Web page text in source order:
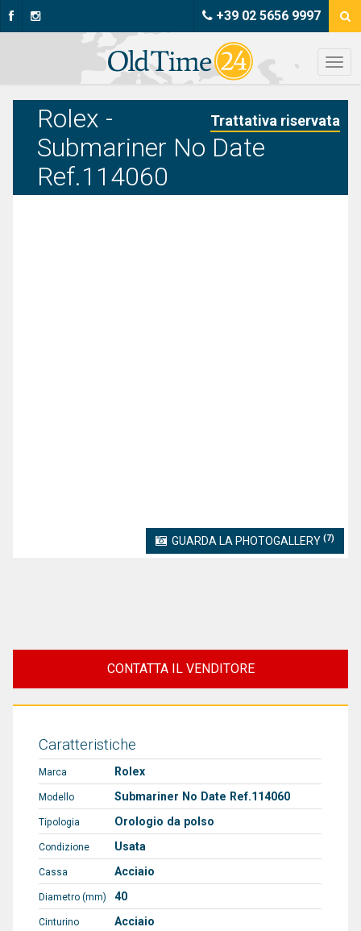
+39 02 5656 9997
Trattativa riservata
Rolex -
Submariner No Date
Ref.114060
GUARDA LA PHOTOGALLERY (7)
CONTATTA IL VENDITORE
Caratteristiche
Marca Rolex
Modello Submariner No Date Ref.114060
Tipologia Orologio da polso
Condizione Usata
Cassa Acciaio
Diametro (mm) 40
Cinturino Acciaio